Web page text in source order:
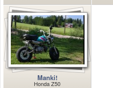
Rovaniemen sää
MUUT
VIP-jäsenyys
Paidat ja vaatteet
Suunnittele oma paita
Mainostus
PalauteManki!
Honda Z50